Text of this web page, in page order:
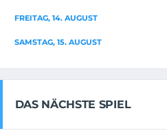
FREITAG, 14. AUGUST
SAMSTAG, 15. AUGUST
DAS NÄCHSTE SPIEL